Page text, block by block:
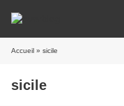
Accueil » sicile
sicile